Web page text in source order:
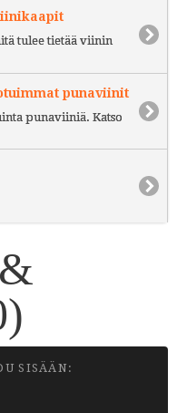
tulee tietää viinin
punaviinit
punaviiniä. Katso
)
SISÄÄN: